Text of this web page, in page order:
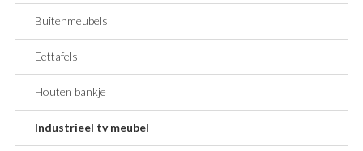
Buitenmeubels
Eettafels
Houten bankje
Industrieel tv meubel